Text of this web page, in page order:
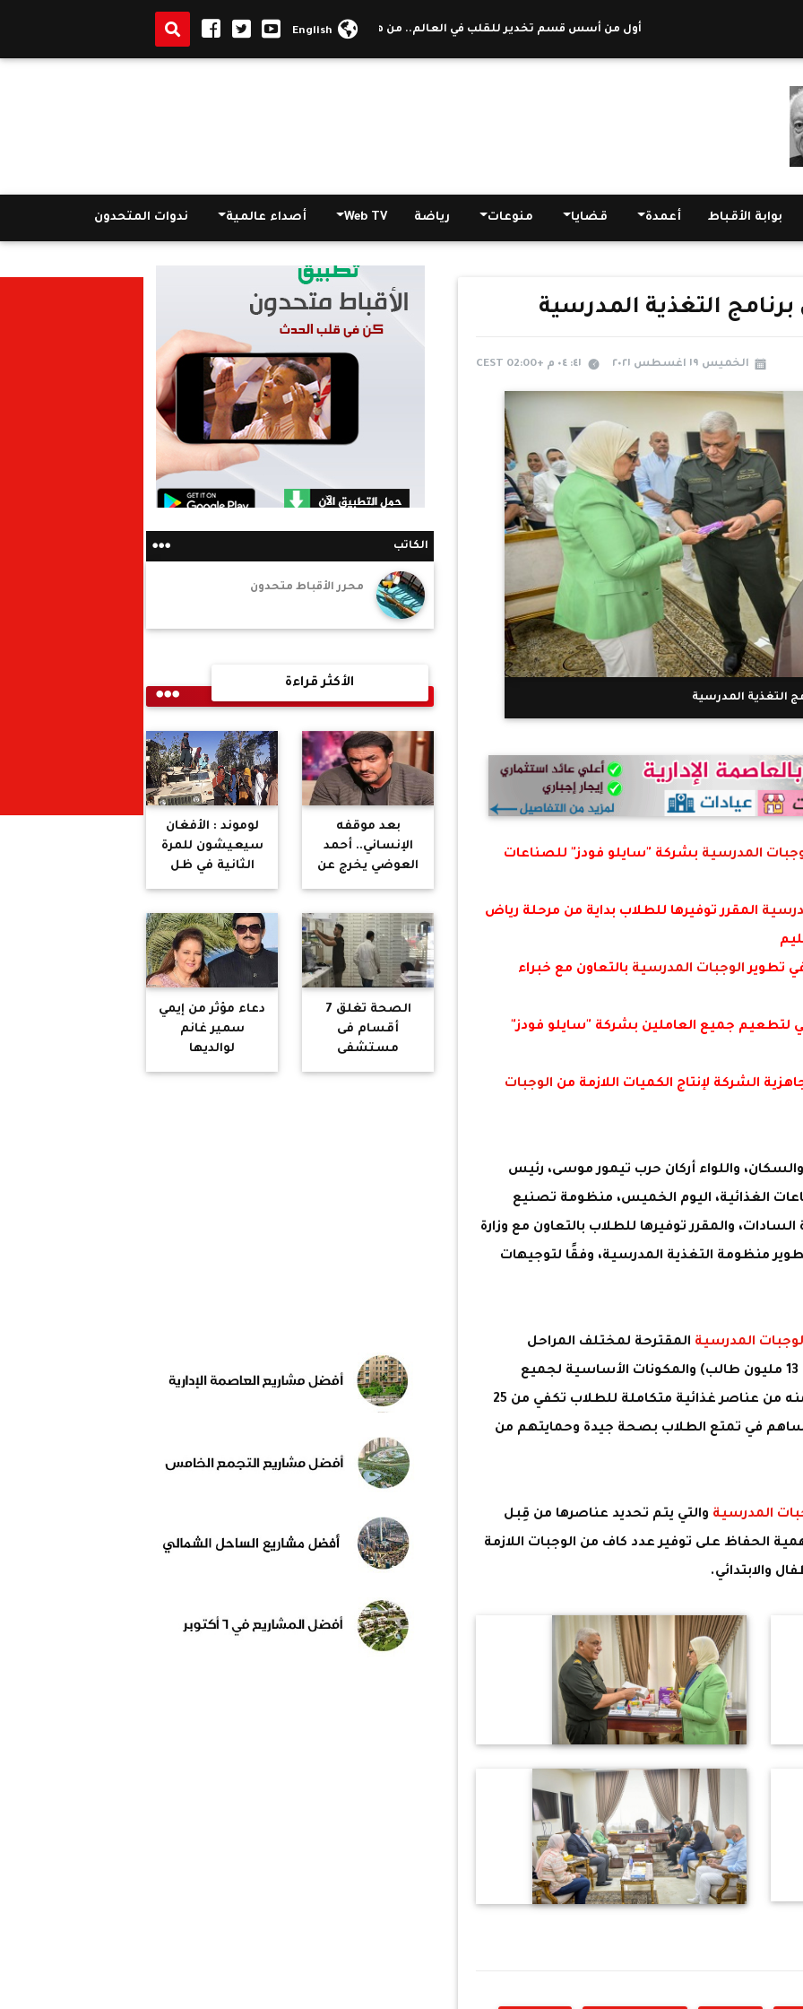
أول من أسس قسم تخدير للقلب في العالم.. من هو الراحل فوزي إسطفانوس الصحة تغلق 7 أقسام فى مستشفى "النسائم" بالقاهرة الجديدة English
بوابة الأقباط أعمدة قضايا منوعات رياضة Web TV أصداء عالمية ندوات المتحدون
التغذية المدرسية
الخميس ١٩ اغسطس ٢٠٢١ ٤١: ٠٤ م +02:00 CEST
التغذية المدرسية
المدرسية بشركة "سايلو فودز" للصناعات
المقرر توفيرها للطلاب بداية من مرحلة رياض
تطويرالوجبات المدرسية بالتعاون مع خبراء
جميع العاملين بشركة "سايلو فودز"
الشركة لإنتاج الكميات اللازمة من الوجبات
واللواء أركان حرب تيمور موسى، رئيس
الغذائية، اليوم الخميس، منظومة تصنيع
والمقرر توفيرها للطلاب بالتعاون مع وزارة
منظومة التغذية المدرسية، وفقًا لتوجيهات
المدرسية المقترحة لمختلف المراحل
العمرية بداية من رياض الأطفال (حوالي 13 مليون طالب) والمكونات الأساسية لجميع
الوجبات بأنماطها المختلفة، وما تتضمنه من عناصر غذائية متكاملة للطلاب تكفي من 25
مما يساهم في تمتع الطلاب بصحة جيدة وحمايتهم من
المدرسية والتي يتم تحديد عناصرها من قِبل
الحفاظ على توفير عدد كاف من الوجبات اللازمة
والابتدائي.
الكاتب
محرر الأقباط متحدون
الأكثر قراءة
بعد موقفه
الإنساني.. أحمد
العوضي يخرج عن
صمته بمنشور
لوموند : الأفغان
سيعيشون للمرة
الثانية في ظل
حكم المتطرفين
الجهاديين
الدوليين هناك
الصحة تغلق 7
أقسام فى
مستشفى
دعاء مؤثر من إيمي
سمير غانم
لوالديها